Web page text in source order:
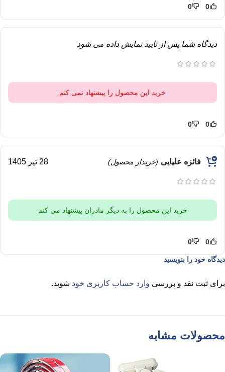
0
0
دیدگاه شما پس از تایید نمایش داده می شود
خرید این محصول را پیشنهاد نمی کنم
0
0
فائزه علیایی (خریدار محصول) 28 تیر 1405
خرید این محصول را به دیگر مادران پیشنهاد می کنم
0
0
دیدگاه خود را بنویسید
برای ثبت نقد و بررسی وارد حساب کاربری خود شوید.
محصولات مشابه